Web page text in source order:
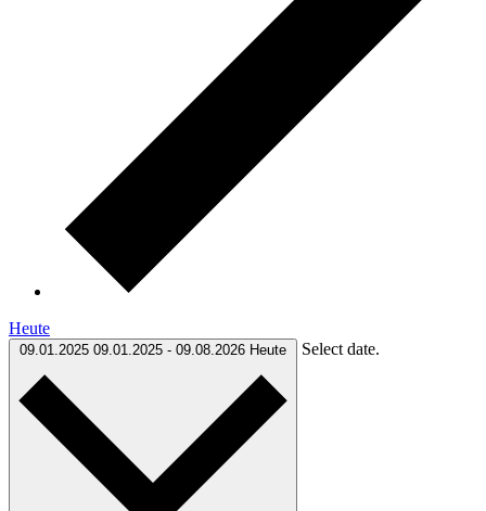
Heute
09.01.2025 09.01.2025 - 09.08.2026 Heute Select date.